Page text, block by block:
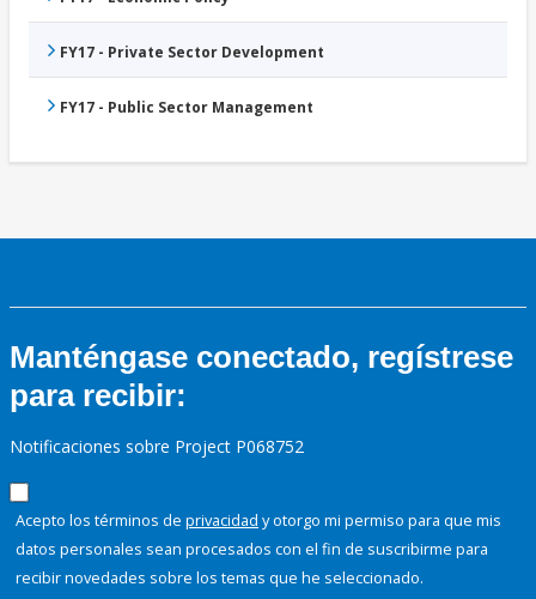
FY17 - Private Sector Development
FY17 - Public Sector Management
Manténgase conectado, regístrese
para recibir:
Notificaciones sobre Project P068752
Acepto los términos de privacidad y otorgo mi permiso para que mis
datos personales sean procesados con el fin de suscribirme para
recibir novedades sobre los temas que he seleccionado.